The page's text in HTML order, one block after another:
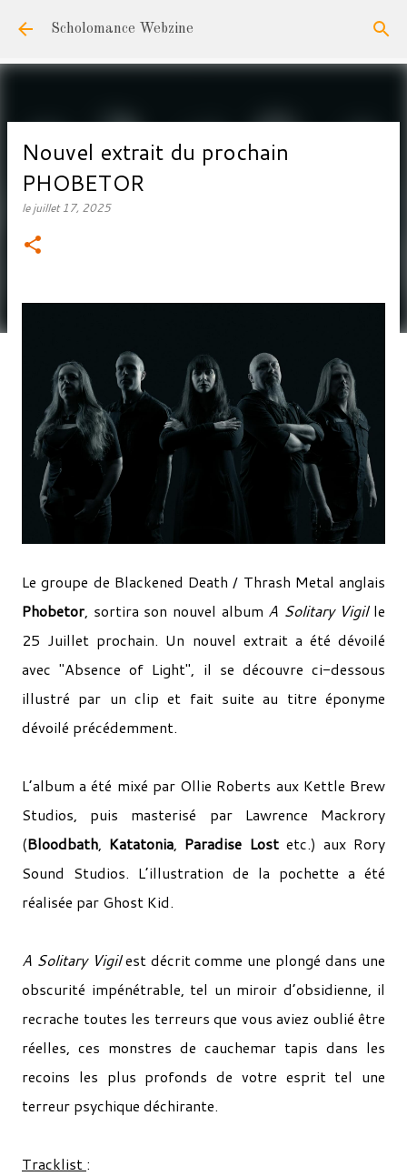
Accéder au contenu principal
Scholomance Webzine
Nouvel extrait du prochain
PHOBETOR
lejuillet 17, 2025
Le groupe de Blackened Death / Thrash Metal anglais
Phobetor, sortira son nouvel album A Solitary Vigille
25 Juillet prochain. Un nouvel extrait a été dévoilé
avec "Absence of Light", il se découvre ci-dessous
illustré par un clip et fait suite au titre éponyme
dévoilé précédemment.
L’album a été mixé par Ollie Roberts aux Kettle Brew
Studios, puis masterisé par Lawrence Mackrory
(Bloodbath, Katatonia, Paradise Lostetc.) aux Rory
Sound Studios. L’illustration de la pochette a été
réalisée par Ghost Kid.
A Solitary Vigilest décrit comme une plongé dans une
obscurité impénétrable, tel un miroir d’obsidienne, il
recrache toutes les terreurs que vous aviez oublié être
réelles, ces monstres de cauchemar tapis dans les
recoins les plus profonds de votre esprit tel une
terreur psychique déchirante.
Tracklist :